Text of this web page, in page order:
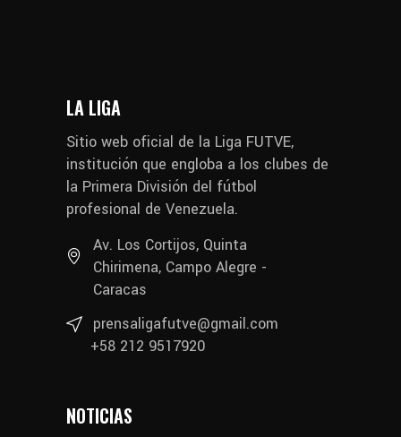
LA LIGA
Sitio web oficial de la Liga FUTVE,
institución que engloba a los clubes de
la Primera División del fútbol
profesional de Venezuela.
Av. Los Cortijos, Quinta
Chirimena, Campo Alegre -
Caracas
prensaligafutve@gmail.com
+58 212 9517920
NOTICIAS